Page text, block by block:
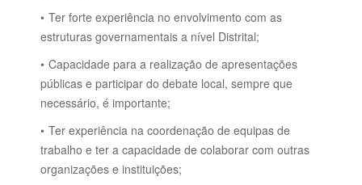
Ter forte experiência no envolvimento com as
estruturas governamentais a nível Distrital;
Capacidade para a realização de apresentações
públicas e participar do debate local, sempre que
necessário, é importante;
Ter experiência na coordenação de equipas de
trabalho e ter a capacidade de colaborar com outras
organizações e instituições;